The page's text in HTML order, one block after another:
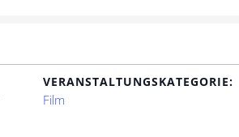
VERANSTALTUNGSKATEGORIE:
Film